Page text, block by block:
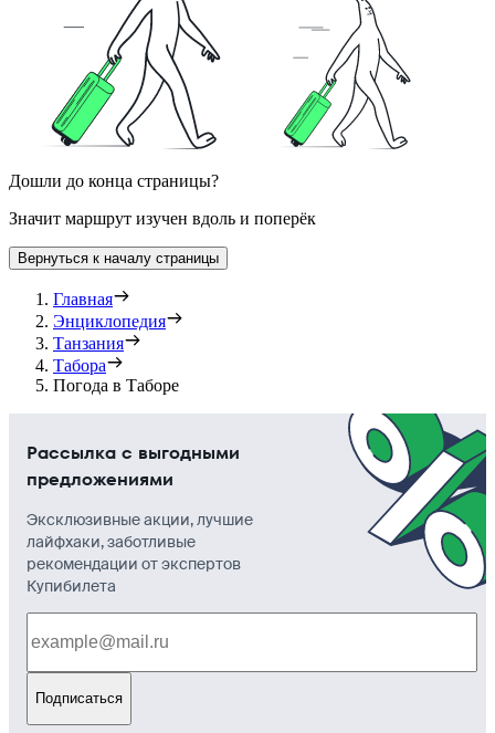
Дошли до конца страницы?
Значит маршрут изучен вдоль и поперёк
Вернуться к началу страницы
Главная
Энциклопедия
Танзания
Табора
Погода в Таборе
Рассылка с выгодными
предложениями
Эксклюзивные акции, лучшие
лайфхаки, заботливые
рекомендации от экспертов
Купибилета
Подписаться